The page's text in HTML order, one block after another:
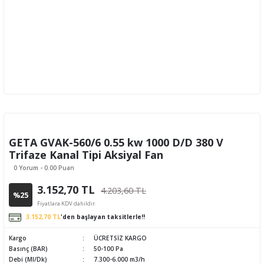
GETA GVAK-560/6 0.55 kw 1000 D/D 380 V
Trifaze Kanal Tipi Aksiyal Fan
0 Yorum - 0.00 Puan
%25 3.152,70 TL 4.203,60 TL
Fiyatlara KDV dahildir.
3.152,70 TL'den başlayan taksitlerle!!
Kargo
ÜCRETSİZ KARGO
Basınç (BAR)
50-100 Pa
Debi (Ml/Dk)
7.300-6.000 m3/h